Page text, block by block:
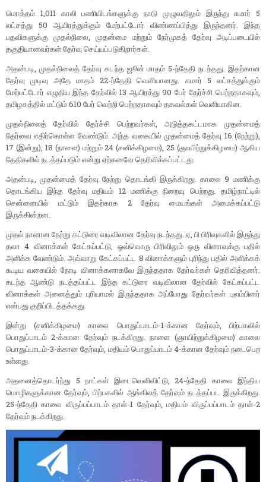
மொத்தம் 1,011 காலி பணியிடங்களுக்கு நாடு முழுவதிலும் இருந்து சுமார் 5
லட்சத்து 50 ஆயிரத்துக்கும் மேற்பட்டோர் விண்ணப்பித்து இருந்தனர். இந்த
பதவிகளுக்கு முதல்நிலை, முதன்மை மற்றும் நேர்முகத் தேர்வு அடிப்படையில்
தகுதியானவர்கள் தேர்வு செய்யப்படுகிறார்கள்.
அதன்படி, முதல்நிலைத் தேர்வு கடந்த ஜூன் மாதம் 5-ந்தேதி நடந்தது. இதற்கான
தேர்வு முடிவு அதே மாதம் 22-ந்தேதி வெளியானது. சுமார் 5 லட்சத்துக்கும்
மேற்பட்டோர் எழுதிய இந்த தேர்வில் 13 ஆயிரத்து 90 பேர் தேர்ச்சி பெற்றதாகவும்,
தமிழகத்தில் மட்டும் 610 பேர் வெற்றி பெற்றதாகவும் தகவல்கள் வெளியாகின.
முதல்நிலைத் தேர்வில் தேர்ச்சி பெற்றவர்கள், அடுத்தகட்டமாக முதன்மைத்
தேர்வை எதிர்கொள்ள வேண்டும். அந்த வகையில் முதன்மைத் தேர்வு 16 (நேற்று),
17 (இன்று), 18 (நாளை) மற்றும் 24 (சனிக்கிழமை), 25 (ஞாயிற்றுக்கிழமை) ஆகிய
தேதிகளில் நடத்தப்படும் என்று ஏற்கனவே தெரிவிக்கப்பட்டது.
அதன்படி, முதன்மைத் தேர்வு நேற்று தொடங்கி இருக்கிறது. காலை 9 மணிக்கு
தொடங்கிய இந்த தேர்வு மதியம் 12 மணிக்கு நிறைவு பெற்றது. தமிழ்நாட்டில்
சென்னையில் மட்டும் இதற்காக 2 தேர்வு மையங்கள் அமைக்கப்பட்டு
இருக்கின்றன.
முதல் நாளான நேற்று கட்டுரை வடிவிலான தேர்வு நடந்தது. ஏ, பி பிரிவுகளில் இருந்து
தலா 4 வினாக்கள் கேட்கப்பட்டு, ஒவ்வொரு பிரிவிலும் ஒரு வினாவுக்கு பதில்
அளிக்க வேண்டும். அவ்வாறு கேட்கப்பட்ட 8 வினாக்களும் புரிந்து பதில் அளிக்கக்
கூடிய வகையில் நேரடி வினாக்களாகவே இருந்ததாக தேர்வர்கள் தெரிவித்தனர்.
கடந்த ஆண்டு நடத்தப்பட்ட இந்த கட்டுரை வடிவிலான தேர்வில் கேட்கப்பட்ட
வினாக்கள் அனைத்தும் புரியாமல் இருந்ததாக அப்போது தேர்வர்கள் புலம்பினர்
என்பது குறிப்பிடத்தக்கது.
இன்று (சனிக்கிழமை) காலை பொதுப்பாடம்-1-க்கான தேர்வும், பிற்பகலில்
பொதுப்பாடம் 2-க்கான தேர்வும் நடக்கிறது. நாளை (ஞாயிற்றுக்கிழமை) காலை
பொதுப்பாடம்-3-க்கான தேர்வும், மதியம் பொதுப்பாடம் 4-க்கான தேர்வும் நடைபெற
உள்ளது.
அதனைத்தொடர்ந்து 5 நாட்கள் இடைவெளிவிட்டு, 24-ந்தேதி காலை இந்திய
மொழிகளுக்கான தேர்வும், பிற்பகலில் ஆங்கிலத் தேர்வும் நடத்தப்பட இருக்கிறது.
25-ந்தேதி காலை விருப்பப்பாடம் தாள்-1 தேர்வும், மதியம் விருப்பப்பாடம் தாள்-2
தேர்வும் நடக்கிறது.